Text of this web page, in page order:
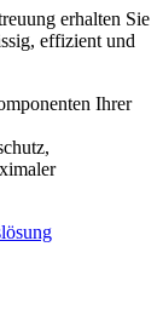
erhalten Sie
effizient und
Ihrer